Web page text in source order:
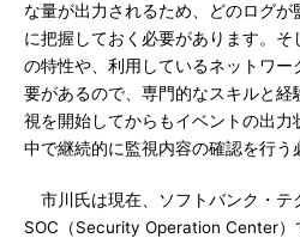
な量が出力されるため、どのログ
に把握しておく必要があります。
の特性や、利用しているネットワ
要があるので、専門的なスキルと
視を開始してからもイベントの出
中で継続的に監視内容の確認を行う
市川氏は現在、ソフトバンク・テ
SOC（Security Operation Center